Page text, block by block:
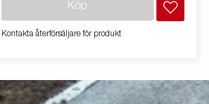
med två axlar och en förstärkt flakskiva i stål
för extra hållbarhet. Den el-hydrauliska
tippfunktionen gör lossning smidig, medan
För säker och stabil lastförankring har släpet
sex invändiga bindöglor med gummihölje,
Köp
Kontakta återförsäljare för produkt